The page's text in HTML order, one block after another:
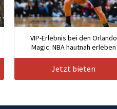
VIP-Erlebnis bei den Orlando
Magic: NBA hautnah erleben
Jetzt bieten